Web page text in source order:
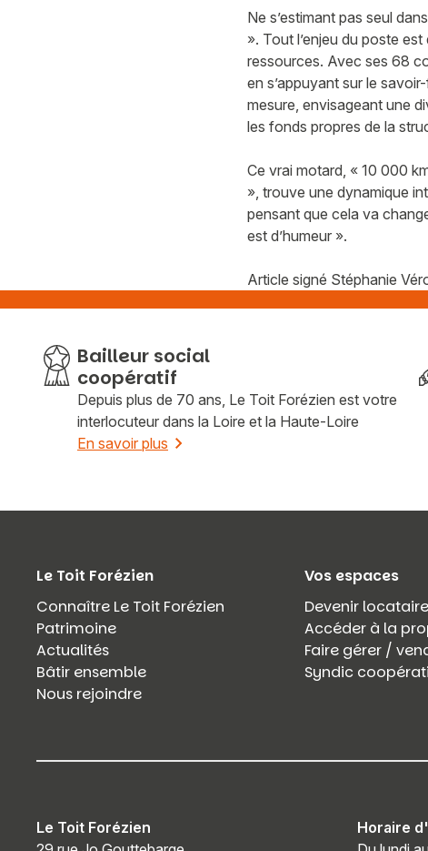
Ne s’estimant pas seul
». Tout l’enjeu du poste
ressources. Avec ses 68
en s’appuyant sur le
mesure, envisageant une
les fonds propres de la
Ce vrai motard, « 10 000
», trouve une dynamique
pensant que cela va
est d’humeur ».
Article signé Stéphanie
Bailleur social
coopératif
Depuis plus de 70 ans, Le Toit Forézien est votre
interlocuteur dans la Loire et la Haute-Loire
En savoir plus
Le Toit Forézien
Connaître Le Toit Forézien
Patrimoine
Actualités
Bâtir ensemble
Nous rejoindre
Vos espaces
Devenir locataire
Accéder à la
Faire gérer /
Syndic
Le Toit Forézien
Horaire